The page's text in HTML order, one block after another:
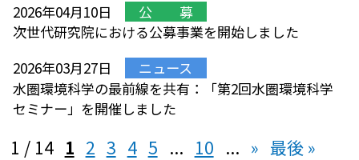
2026年04月10日
公 募
次世代研究院における公募事業を開始しました
2026年03月27日
ニュース
水圏環境科学の最前線を共有：「第2回水圏環境科学
セミナー」を開催しました
1 / 14 1 2 3 4 5 ... 10 ... » 最後 »